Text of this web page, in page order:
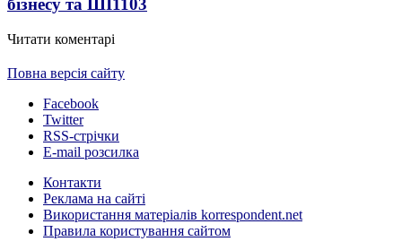
бізнесу та ШІ1103
Читати коментарі
Повна версія сайту
Facebook
Twitter
RSS-стрічки
E-mail розсилка
Контакти
Реклама на сайті
Використання матеріалів korrespondent.net
Правила користування сайтом